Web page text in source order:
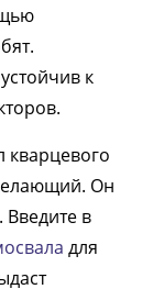
к
кварцевого
Он
Введите в
для